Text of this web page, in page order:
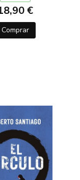
€
Comprar